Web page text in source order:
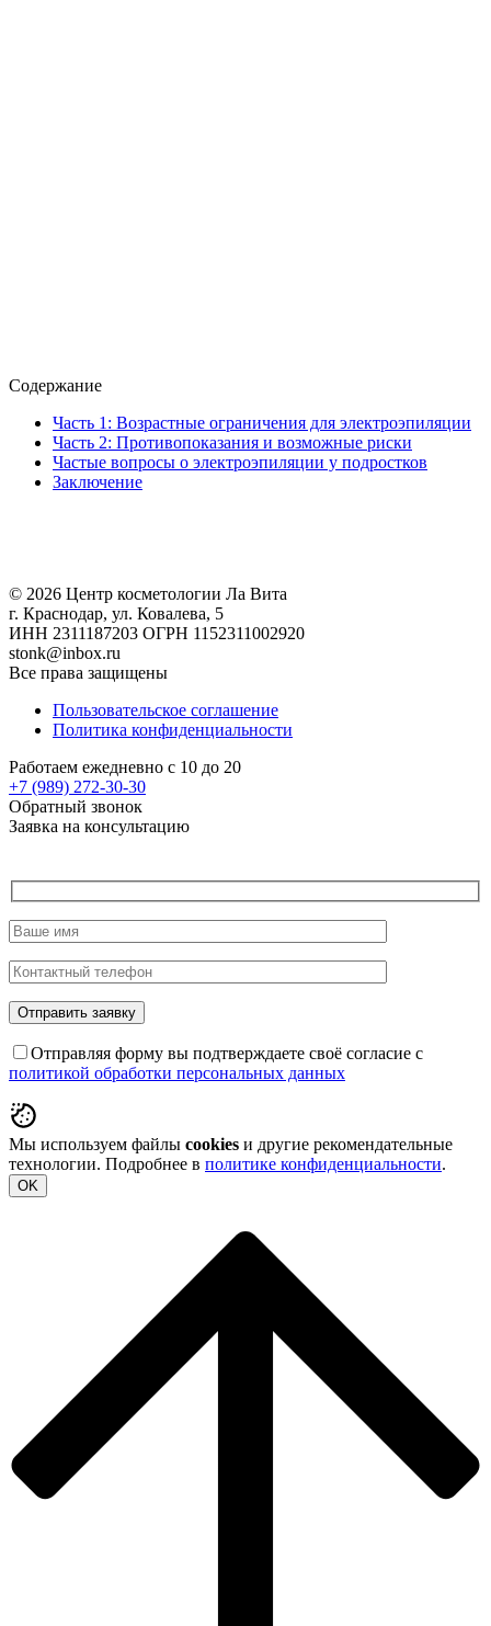
Содержание
Часть 1: Возрастные ограничения для электроэпиляции
Часть 2: Противопоказания и возможные риски
Частые вопросы о электроэпиляции у подростков
Заключение
© 2026 Центр косметологии Ла Вита
г. Краснодар, ул. Ковалева, 5
ИНН 2311187203 ОГРН 1152311002920
stonk@inbox.ru
Все права защищены
Пользовательское соглашение
Политика конфиденциальности
Работаем ежедневно с 10 до 20
+7 (989) 272-30-30
Обратный звонок
Заявка на консультацию
Отправляя форму вы подтверждаете своё согласие с
политикой обработки персональных данных
Мы используем файлы cookies и другие рекомендательные
технологии. Подробнее в политике конфиденциальности.
OK